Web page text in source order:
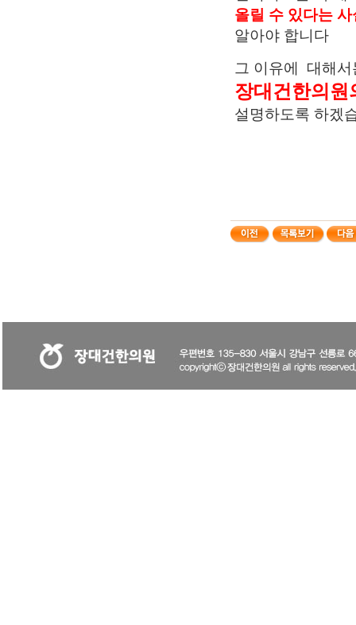
올릴 수 있다는 사
알아야 합니다
그 이유에 대해
장대건한의원
설명하도록 하겠